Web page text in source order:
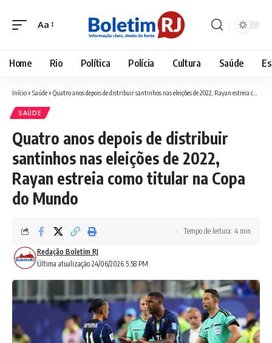
Font
Aa
Home Rio Política Polícia Cultura Saúde
Início» Saúde» Quatro anos depois de distribuir santinhos nas eleições de 2022, Rayan estreia como titular na Copa do Mundo
SAÚDE
Quatro anos depois de distribuir
santinhos nas eleições de 2022,
Rayan estreia como titular na Copa
do Mundo
Última atualização 24/06/2026 5:58 PM
Redação Boletim RJ
Tempo de leitura: 4 min